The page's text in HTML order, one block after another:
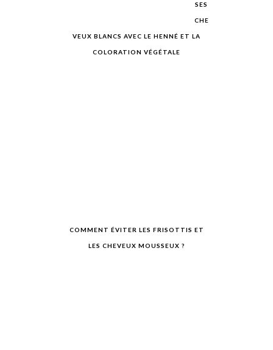
SES
CHE
VEUX BLANCS AVEC LE HENNÉ ET LA
COLORATION VÉGÉTALE
COMMENT ÉVITER LES FRISOTTIS ET
LES CHEVEUX MOUSSEUX ?